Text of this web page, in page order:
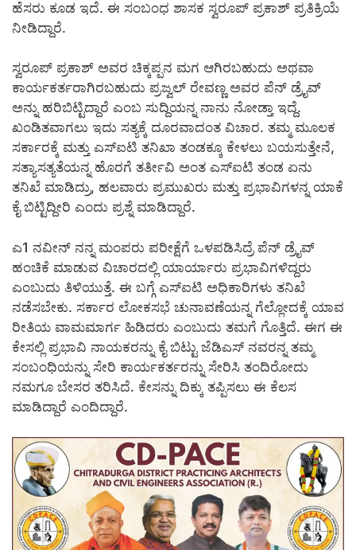
ಹೆಸರು ಕೂಡ ಇದೆ. ಈ ಸಂಬಂಧ ಶಾಸಕ ಸ್ವರೂಪ್ ಪ್ರಕಾಶ್ ಪ್ರತಿಕ್ರಿಯೆ
ನೀಡಿದ್ದಾರೆ.
ಸ್ವರೂಪ್ ಪ್ರಕಾಶ್ ಅವರ ಚಿಕ್ಕಪ್ಪನ ಮಗ ಆಗಿರಬಹುದು ಅಥವಾ
ಕಾರ್ಯಕರ್ತರಾಗಿರಬಹುದು ಪ್ರಜ್ವಲ್ ರೇವಣ್ಣ ಅವರ ಪೆನ್ ಡ್ರೈವ್
ಅನ್ನು ಹರಿಬಿಟ್ಟಿದ್ದಾರೆ ಎಂಬ ಸುದ್ದಿಯನ್ನ ನಾನು ನೋಡ್ತಾ ಇದ್ದೆ.
ಖಂಡಿತವಾಗಲು ಇದು ಸತ್ಯಕ್ಕೆ ದೂರವಾದಂತ ವಿಚಾರ. ತಮ್ಮ ಮೂಲಕ
ಸರ್ಕಾರಕ್ಕೆ ಮತ್ತು ಎಸ್ಐಟಿ ತನಿಖಾ ತಂಡಕ್ಕೂ ಕೇಳಲು ಬಯಸುತ್ತೇನೆ,
ಸತ್ಯಾಸತ್ಯತೆಯನ್ನ ಹೊರಗೆ ತರ್ತೀವಿ ಅಂತ ಎಸ್ಐಟಿ ತಂಡ ಏನು
ತನಿಖೆ ಮಾಡಿದ್ರು, ಹಲವಾರು ಪ್ರಮುಖರು ಮತ್ತು ಪ್ರಭಾವಿಗಳನ್ನ ಯಾಕೆ
ಕೈ ಬಿಟ್ಟಿದ್ದೀರಿ ಎಂದು ಪ್ರಶ್ನೆ ಮಾಡಿದ್ದಾರೆ.
ಎ1 ನವೀನ್ ನನ್ನ ಮಂಪರು ಪರೀಕ್ಷೆಗೆ ಒಳಪಡಿಸಿದ್ರೆ ಪೆನ್ ಡ್ರೈವ್
ಹಂಚಿಕೆ ಮಾಡುವ ವಿಚಾರದಲ್ಲಿ ಯಾರ್ಯಾರು ಪ್ರಭಾವಿಗಳಿದ್ದರು
ಎಂಬುದು ತಿಳಿಯುತ್ತೆ. ಈ ಬಗ್ಗೆ ಎಸ್ಐಟಿ ಅಧಿಕಾರಿಗಳು ತನಿಖೆ
ನಡೆಸಬೇಕು. ಸರ್ಕಾರ ಲೋಕಸಭೆ ಚುನಾವಣೆಯನ್ನ ಗೆಲ್ಲೋದಕ್ಕೆ ಯಾವ
ರೀತಿಯ ವಾಮಮಾರ್ಗ ಹಿಡಿದರು ಎಂಬುದು ತಮಗೆ ಗೊತ್ತಿದೆ. ಈಗ ಈ
ಕೇಸಲ್ಲಿ ಪ್ರಭಾವಿ ನಾಯಕರನ್ನು ಕೈ ಬಿಟ್ಟು ಜೆಡಿಎಸ್ ನವರನ್ನ ತಮ್ಮ
ಸಂಬಂಧಿಯನ್ನು ಸೇರಿ ಕಾರ್ಯಕರ್ತರನ್ನು ಸೇರಿಸಿ ತಂದಿರೋದು
ನಮಗೂ ಬೇಸರ ತರಿಸಿದೆ. ಕೇಸನ್ನು ದಿಕ್ಕು ತಪ್ಪಿಸಲು ಈ ಕೆಲಸ
ಮಾಡಿದ್ದಾರೆ ಎಂದಿದ್ದಾರೆ.